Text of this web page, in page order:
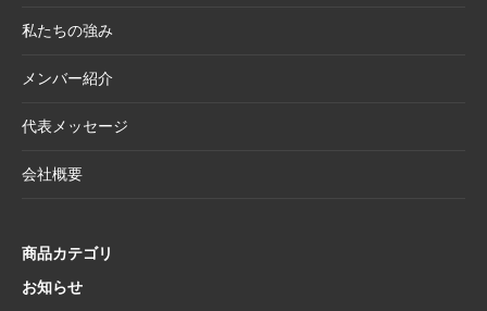
2025.3.14
私たちの強み
メンバー紹介
代表メッセージ
会社概要
商品カテゴリ
お知らせ